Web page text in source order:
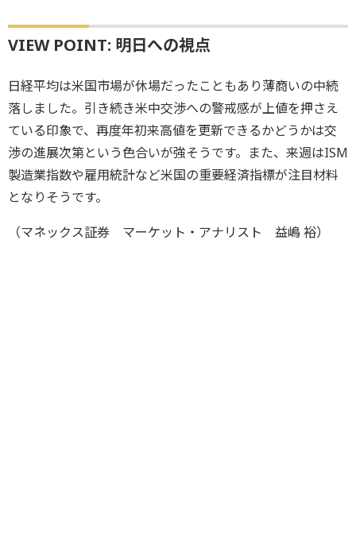
VIEW POINT: 明日への視点
日経平均は米国市場が休場だったこともあり薄商いの中続
落しました。引き続き米中交渉への警戒感が上値を押さえ
ている印象で、再度年初来高値を更新できるかどうかは交
渉の進展次第という色合いが強そうです。また、来週はISM
製造業指数や雇用統計など米国の重要経済指標が注目材料
となりそうです。
（マネックス証券 マーケット・アナリスト 益嶋 裕）